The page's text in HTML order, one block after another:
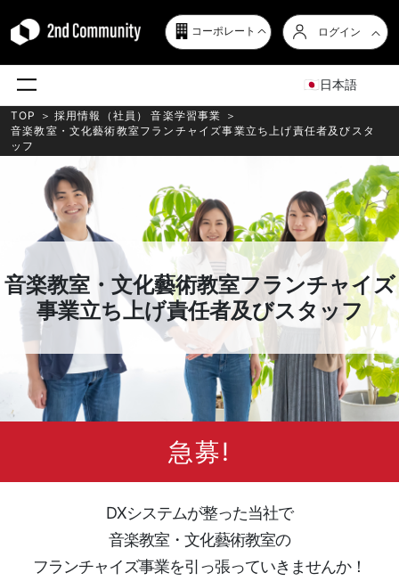
コーポレート ログイン
日本語
TOP ＞ 採用情報（社員） 音楽学習事業 ＞
音楽教室・文化藝術教室フランチャイズ事業立ち上げ責任者及びスタ
ッフ
音楽教室・文化藝術教室フランチャイズ
事業立ち上げ責任者及びスタッフ
急募!
DXシステムが整った当社で
音楽教室・文化藝術教室の
フランチャイズ事業を引っ張っていきませんか！